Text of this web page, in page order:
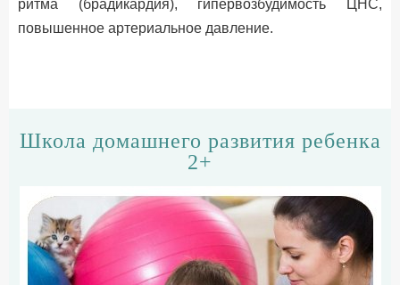
ритма (брадикардия), гипервозбудимость ЦНС,
повышенное артериальное давление.
Школа домашнего развития ребенка
2+